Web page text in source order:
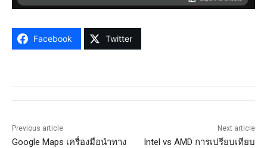
Facebook Twitter
Previous article
Google Maps เครื่องมือนำทาง
Next article
Intel vs AMD การเปรียบเทียบ